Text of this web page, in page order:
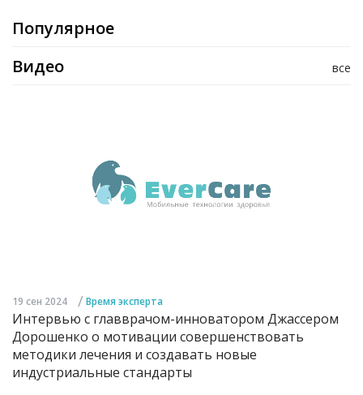
Популярное
все
Видео
19 сен 2024 / Время эксперта
Интервью с главврачом-инноватором Джассером
Дорошенко о мотивации совершенствовать
методики лечения и создавать новые
индустриальные стандарты